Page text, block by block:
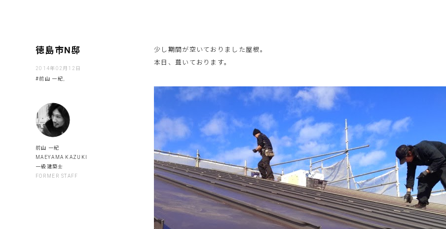
徳島市N邸
2014年02月12日
#前山 一紀,
前山 一紀
MAEYAMA KAZUKI
一級建築士
FORMER STAFF
少し期間が空いておりました屋根。
本日、葺いております。